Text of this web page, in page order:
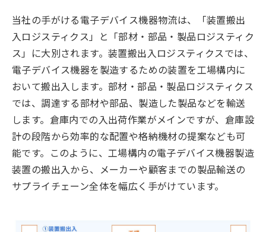
当社の手がける電子デバイス機器物流は、「装置搬出
入ロジスティクス」と「部材・部品・製品ロジスティク
ス」に大別されます。装置搬出入ロジスティクスでは、
電子デバイス機器を製造するための装置を工場構内に
おいて搬出入します。部材・部品・製品ロジスティクス
では、調達する部材や部品、製造した製品などを輸送
します。倉庫内での入出荷作業がメインですが、倉庫設
計の段階から効率的な配置や格納機材の提案なども可
能です。このように、工場構内の電子デバイス機器製造
装置の搬出入から、メーカーや顧客までの製品輸送の
サプライチェーン全体を幅広く手がけています。